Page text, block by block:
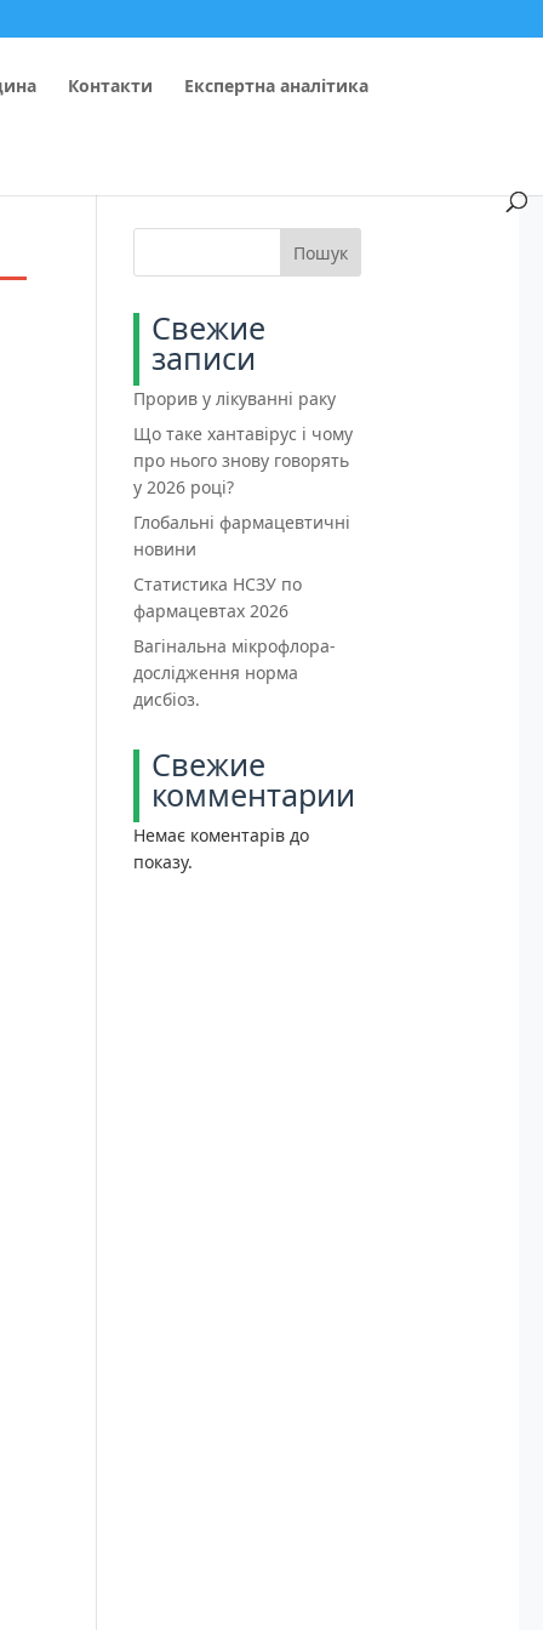
Контакти Експертна аналітика
Пошук
Свежие
записи
Прорив у лікуванні раку
Що таке хантавірус і чому
про нього знову говорять
у 2026 році?
Глобальні фармацевтичні
новини
Статистика НСЗУ по
фармацевтах 2026
Вагінальна мікрофлора-
дослідження норма
дисбіоз.
Свежие
комментарии
Немає коментарів до
показу.